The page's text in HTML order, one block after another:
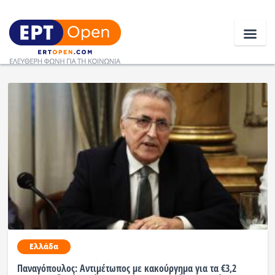
Ελλάδα
Κοινωνία
Πολιτική
Αθλητικά
Κόσμος
Ελλάδα
Παναγόπουλος: Αντιμέτωπος με κακούργημα για τα €3,2